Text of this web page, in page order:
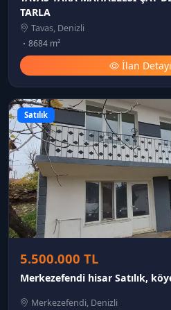
TARLA
Tavas, Denizli
8684 m²
İlan Detayı
Satılık
5.500.000 TL
Merkezefendi hisar
Merkezefendi, Denizli